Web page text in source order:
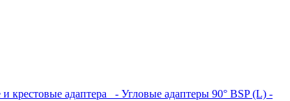
крестовые адаптера
- Угловые адаптеры 90° BSP (L) -